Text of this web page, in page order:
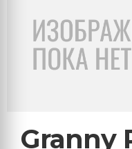
Granny